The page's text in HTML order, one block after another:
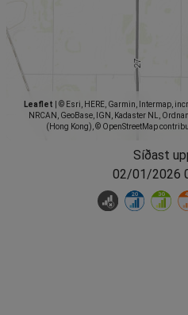
Leaflet
© Esri, HERE, Garmin, Intermap,
NRCAN, GeoBase, IGN, Kadaster NL,
(Hong Kong), © OpenStreetMap
Síðast
02/01/2026